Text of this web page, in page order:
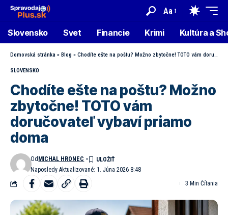
Aa
Slovensko Svet Financie Krimi Kultúra a
Domovská stránka » Blog » Chodíte ešte na poštu? Možno zbytočne! TOTO vám doručovateľ vybaví priamo doma
SLOVENSKO
Chodíte ešte na poštu? Možno
zbytočne! TOTO vám
doručovateľ vybaví priamo
doma
Naposledy Aktualizované: 1. Júna 2026 8:48
Od MICHAL HRONEC
3 Min Čítania